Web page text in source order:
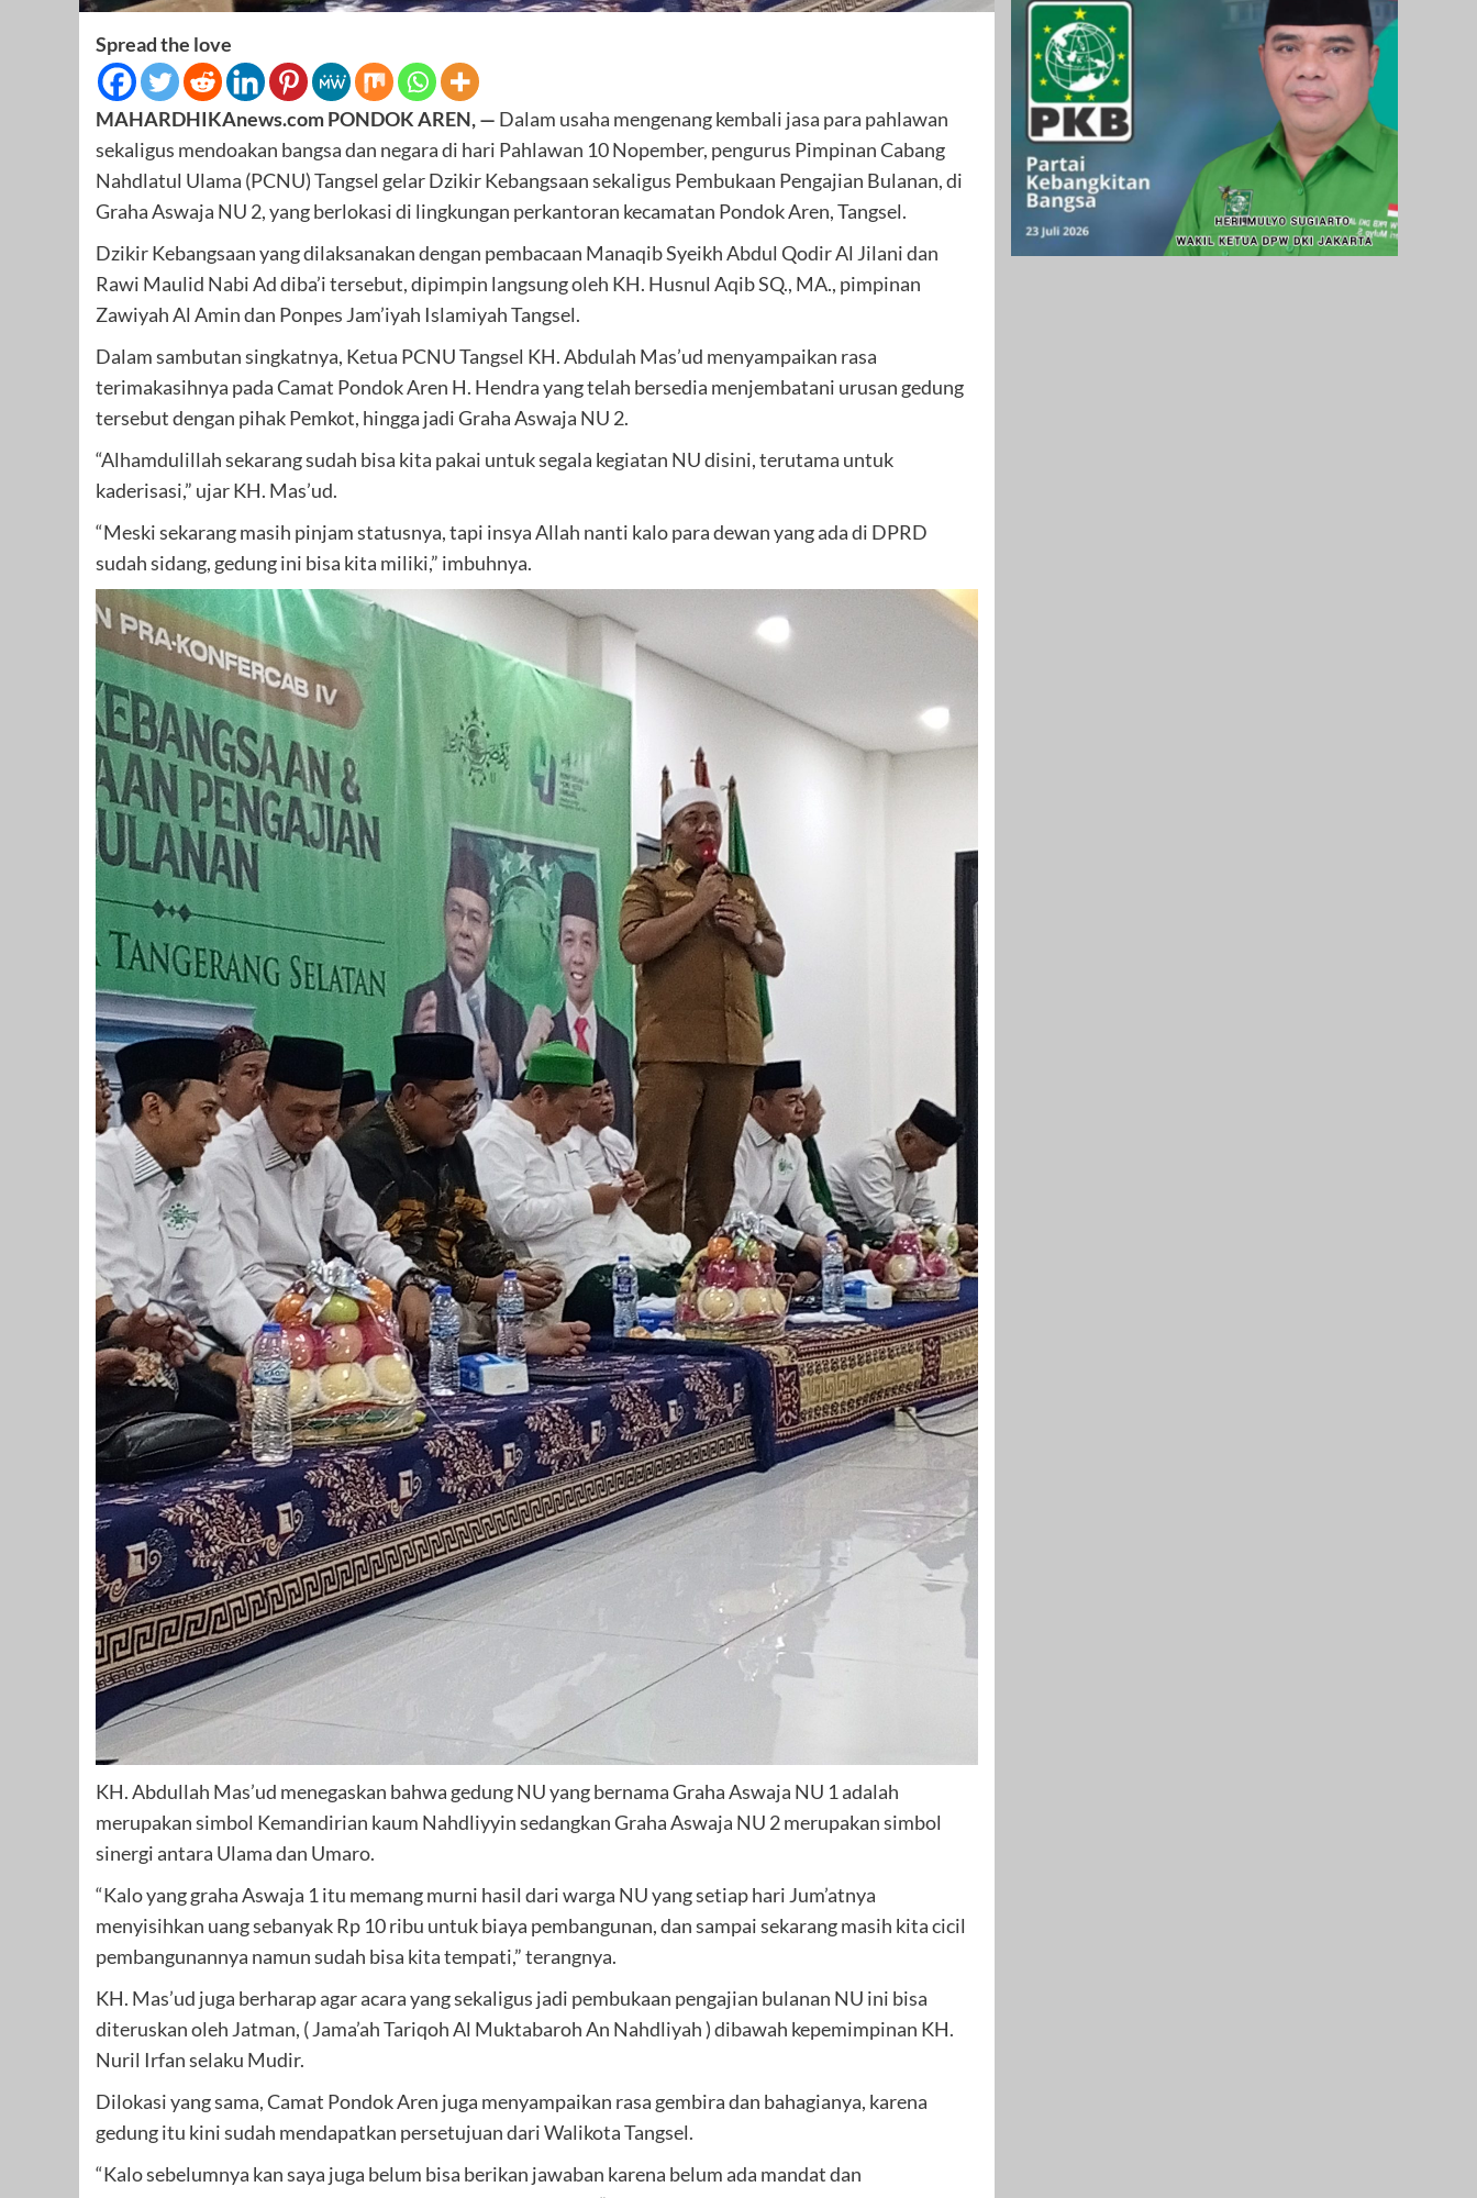
Spread the love
MAHARDHIKAnews.com PONDOK AREN, — Dalam usaha mengenang kembali jasa para pahlawan
sekaligus mendoakan bangsa dan negara di hari Pahlawan 10 Nopember, pengurus Pimpinan Cabang
Nahdlatul Ulama (PCNU) Tangsel gelar Dzikir Kebangsaan sekaligus Pembukaan Pengajian Bulanan, di
Graha Aswaja NU 2, yang berlokasi di lingkungan perkantoran kecamatan Pondok Aren, Tangsel.
Dzikir Kebangsaan yang dilaksanakan dengan pembacaan Manaqib Syeikh Abdul Qodir Al Jilani dan
Rawi Maulid Nabi Ad diba’i tersebut, dipimpin langsung oleh KH. Husnul Aqib SQ., MA., pimpinan
Zawiyah Al Amin dan Ponpes Jam’iyah Islamiyah Tangsel.
Dalam sambutan singkatnya, Ketua PCNU Tangsel KH. Abdulah Mas’ud menyampaikan rasa
terimakasihnya pada Camat Pondok Aren H. Hendra yang telah bersedia menjembatani urusan gedung
tersebut dengan pihak Pemkot, hingga jadi Graha Aswaja NU 2.
“Alhamdulillah sekarang sudah bisa kita pakai untuk segala kegiatan NU disini, terutama untuk
kaderisasi,” ujar KH. Mas’ud.
“Meski sekarang masih pinjam statusnya, tapi insya Allah nanti kalo para dewan yang ada di DPRD
sudah sidang, gedung ini bisa kita miliki,” imbuhnya.
KH. Abdullah Mas’ud menegaskan bahwa gedung NU yang bernama Graha Aswaja NU 1 adalah
merupakan simbol Kemandirian kaum Nahdliyyin sedangkan Graha Aswaja NU 2 merupakan simbol
sinergi antara Ulama dan Umaro.
“Kalo yang graha Aswaja 1 itu memang murni hasil dari warga NU yang setiap hari Jum’atnya
menyisihkan uang sebanyak Rp 10 ribu untuk biaya pembangunan, dan sampai sekarang masih kita cicil
pembangunannya namun sudah bisa kita tempati,” terangnya.
KH. Mas’ud juga berharap agar acara yang sekaligus jadi pembukaan pengajian bulanan NU ini bisa
diteruskan oleh Jatman, ( Jama’ah Tariqoh Al Muktabaroh An Nahdliyah ) dibawah kepemimpinan KH.
Nuril Irfan selaku Mudir.
Dilokasi yang sama, Camat Pondok Aren juga menyampaikan rasa gembira dan bahagianya, karena
gedung itu kini sudah mendapatkan persetujuan dari Walikota Tangsel.
“Kalo sebelumnya kan saya juga belum bisa berikan jawaban karena belum ada mandat dan